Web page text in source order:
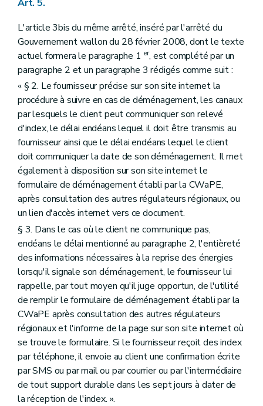
Art. 5.
L'article 3bis du même arrêté, inséré par l'arrêté du
Gouvernement wallon du 28 février 2008, dont le texte
actuel formera le paragraphe 1 er, est complété par un
paragraphe 2 et un paragraphe 3 rédigés comme suit :
« § 2. Le fournisseur précise sur son site internet la
procédure à suivre en cas de déménagement, les canaux
par lesquels le client peut communiquer son relevé
d'index, le délai endéans lequel il doit être transmis au
fournisseur ainsi que le délai endéans lequel le client
doit communiquer la date de son déménagement. Il met
également à disposition sur son site internet le
formulaire de déménagement établi par la CWaPE,
après consultation des autres régulateurs régionaux, ou
un lien d'accès internet vers ce document.
§ 3. Dans le cas où le client ne communique pas,
endéans le délai mentionné au paragraphe 2, l'entièreté
des informations nécessaires à la reprise des énergies
lorsqu'il signale son déménagement, le fournisseur lui
rappelle, par tout moyen qu'il juge opportun, de l'utilité
de remplir le formulaire de déménagement établi par la
CWaPE après consultation des autres régulateurs
régionaux et l'informe de la page sur son site internet où
se trouve le formulaire. Si le fournisseur reçoit des index
par téléphone, il envoie au client une confirmation écrite
par SMS ou par mail ou par courrier ou par l'intermédiaire
de tout support durable dans les sept jours à dater de
la réception de l'index. ».